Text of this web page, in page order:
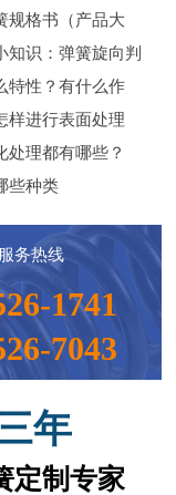
规格书（产品大
知识：弹簧旋向判
特性？有什么作
样进行表面处理
处理都有哪些？
些种类
务热线
1741
7043
年
定制专家